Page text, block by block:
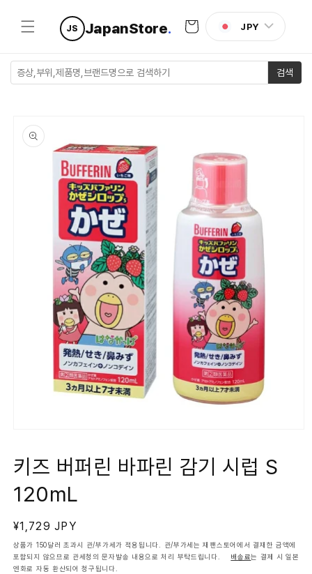
건너뛰기
JS JapanStore.
트
JPY
검색
로 건너뛰
기
서
디
어
열
키즈 버퍼린 바파린 감기 시럽 S
120mL
정
가
¥1,729 JPY
상품가 150달러 초과시 관/부가세가 적용됩니다. 관/부가세는 재팬스토어에서 결재한 금액에
포함되지 않으므로 관세청의 문자발송 내용으로 처리 부탁드립니다. 배송료는 결제 시 일본
엔화로 자동 환산되어 청구됩니다.